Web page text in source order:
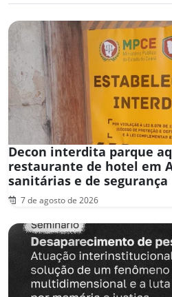
Decon interdita parque
restaurante de hotel em
sanitárias e de segurança
7 de agosto de 2026